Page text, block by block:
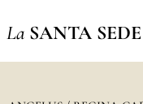
La SANTA SEDE